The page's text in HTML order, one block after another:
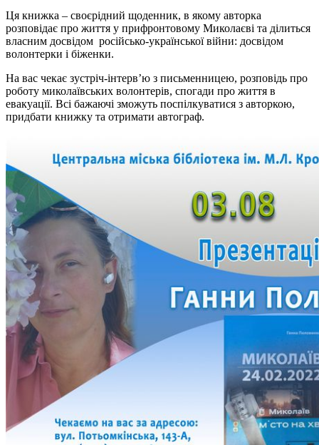
Ця книжка – своєрідний щоденник, в якому авторка
розповідає про життя у прифронтовому Миколаєві та ділиться
власним досвідом російсько-української війни: досвідом
волонтерки і біженки.
На вас чекає зустріч-інтерв’ю з письменницею, розповідь про
роботу миколаївських волонтерів, спогади про життя в
евакуації. Всі бажаючі зможуть поспілкуватися з авторкою,
придбати книжку та отримати автограф.